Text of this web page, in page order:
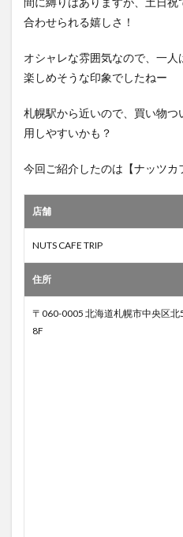
合わせられる嬉しさ！
オシャレな雰囲気なので、一
楽しめそうな印象でしたねー
札幌駅から近いので、買い物
用しやすいかも？
今回ご紹介したのは【ナッツ
店舗
NUTS CAFE TRIP
住所
〒060-0005 北海道札幌市中央区北
8F